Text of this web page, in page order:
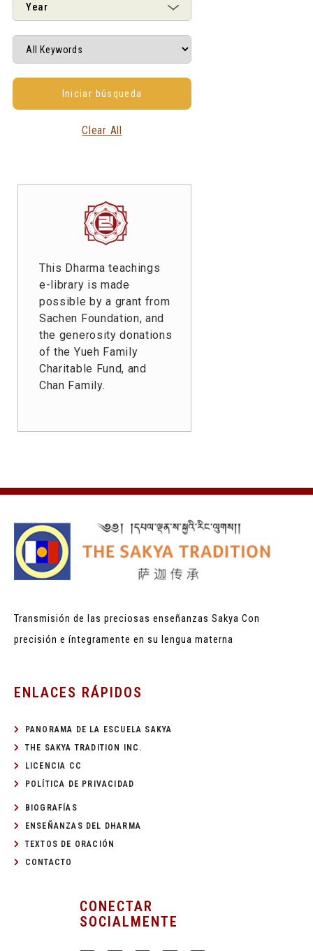
Year
Clear All
This Dharma teachings
e-library is made
possible by a grant from
Sachen Foundation, and
the generosity donations
of the Yueh Family
Charitable Fund, and
Chan Family.
Transmisión de las preciosas enseñanzas Sakya Con
precisión e íntegramente en su lengua materna
ENLACES RÁPIDOS
PANORAMA DE LA ESCUELA SAKYA
THE SAKYA TRADITION INC.
LICENCIA CC
POLÍTICA DE PRIVACIDAD
BIOGRAFÍAS
ENSEÑANZAS DEL DHARMA
TEXTOS DE ORACIÓN
CONTACTO
CONECTAR
SOCIALMENTE